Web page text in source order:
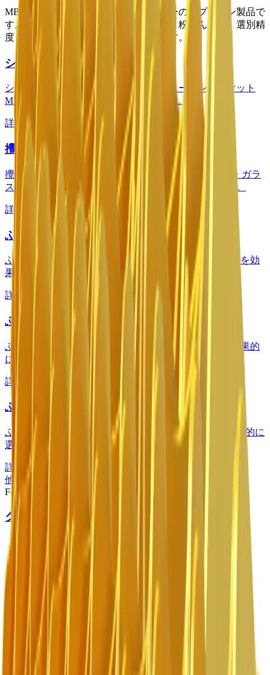
MB-HDS220
に対応するMBクラッシャーのオプション製品で
す。用途や材料に合わせて、作業効率、粉じん対策、選別精
度、切削性能、保守管理を拡張できます。
シャフトホルダー
シャフトホルダーは、ロータリースクリーニングバケット
MB-HDSシリーズ全ての機種に使用可能。
詳細を見る
攪拌用ロータリーRM
攪拌用ロータリーRMは、土や堆肥の切り返しや木炭・ガラ
ス・石膏ボードの破砕など多様な作業をおこないます。
詳細を見る
ふるい(細分)用ロータリーRE8
ふるい(細分)用ロータリーRE8は、湿った土・乾いた土を効
果的に選り分ける作業に適しています。
詳細を見る
ふるい用ロータリーRQ20
ふるい用ロータリーRQ20は、湿った土・乾いた土を効果的
に選り分け、土に空気を入れる作業に適しています。
詳細を見る
ふるい用ロータリーRQ8
ふるい用ロータリーRQ8は、湿った土・乾いた土を効果的に
選り分け、土に空気を入れる作業に適しています。
詳細を見る
他の動画もぜひご覧ください ->
Footer
クラッシャー
MB-C50
BF70.2
BF80.3
BF90.3
BF120.4
BF135.8
BF150.10
MB-L120
MB-L140
MB-L160
MB-L200